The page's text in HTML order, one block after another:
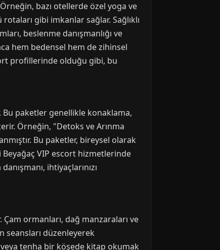
bazı otellerde özel yoga ve
gibi imkanlar sağlar. Sağlıklı
beslenme danışmanlığı ve
hem bedensel hem de zihinsel
profillerinde olduğu gibi, bu
paketler genellikle konaklama,
Örneğin, "Detoks ve Arınma
Bu paketler, bireysel olarak
VIP escort hizmetlerinde
ihtiyaçlarınızı
ormanları, dağ manzaraları ve
seansları düzenleyerek
tenha bir köşede kitap okumak